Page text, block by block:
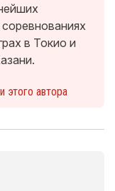
в Токио и
этого автора